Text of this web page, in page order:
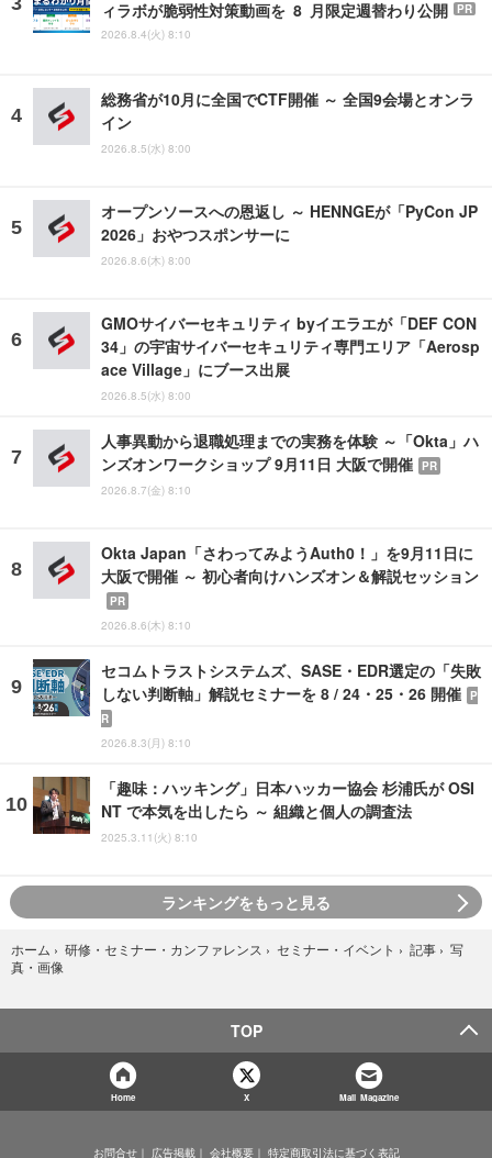
ィラボが脆弱性対策動画を 8 月限定週替わり公開
PR
2026.8.4(火) 8:10
総務省が10月に全国でCTF開催 ～ 全国9会場とオンラ
イン
2026.8.5(水) 8:00
オープンソースへの恩返し ～ HENNGEが「PyCon JP
2026」おやつスポンサーに
2026.8.6(木) 8:00
GMOサイバーセキュリティ byイエラエが「DEF CON
34」の宇宙サイバーセキュリティ専門エリア「Aerosp
ace Village」にブース出展
2026.8.5(水) 8:00
人事異動から退職処理までの実務を体験 ～「Okta」ハ
ンズオンワークショップ 9月11日 大阪で開催 PR
2026.8.7(金) 8:10
Okta Japan「さわってみようAuth0！」を9月11日に
大阪で開催 ～ 初心者向けハンズオン＆解説セッション
PR
2026.8.6(木) 8:10
セコムトラストシステムズ、SASE・EDR選定の「失敗
しない判断軸」解説セミナーを 8 / 24・25・26 開催 P
R
2026.8.3(月) 8:10
「趣味：ハッキング」日本ハッカー協会 杉浦氏が OSI
NT で本気を出したら ～ 組織と個人の調査法
2025.3.11(火) 8:10
ランキングをもっと見る
ホーム › 研修・セミナー・カンファレンス › セミナー・イベント › 記事 › 写
真・画像
TOP
Home X Mail Magazine
お問合せ 広告掲載 会社概要 特定商取引法に基づく表記